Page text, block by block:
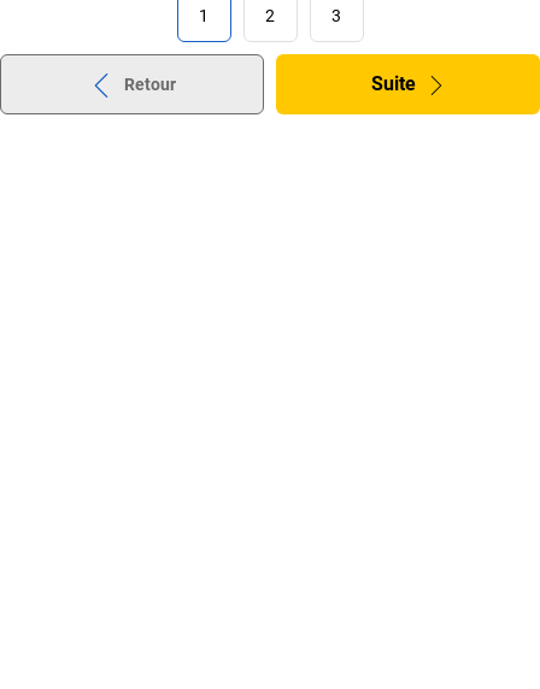
1 2 3
Retour Suite